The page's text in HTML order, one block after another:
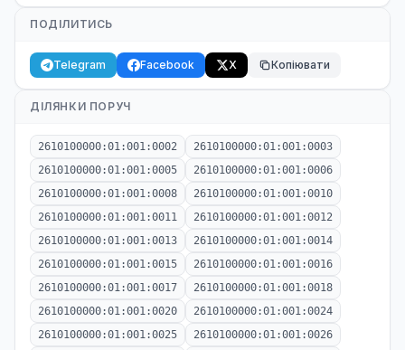
ПОДІЛИТИСЬ
Telegram Facebook X Копіювати
ДІЛЯНКИ ПОРУЧ
2610100000:01:001:0002
2610100000:01:001:0003
2610100000:01:001:0005
2610100000:01:001:0006
2610100000:01:001:0008
2610100000:01:001:0010
2610100000:01:001:0011
2610100000:01:001:0012
2610100000:01:001:0013
2610100000:01:001:0014
2610100000:01:001:0015
2610100000:01:001:0016
2610100000:01:001:0017
2610100000:01:001:0018
2610100000:01:001:0020
2610100000:01:001:0024
2610100000:01:001:0025
2610100000:01:001:0026